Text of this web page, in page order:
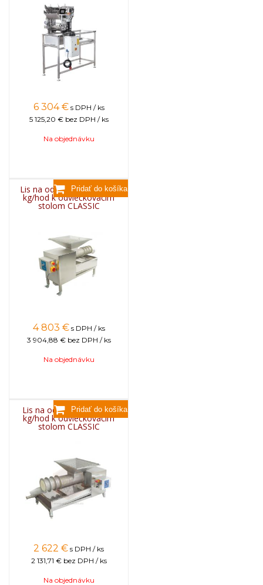
6 304 € s DPH / ks
5 125,20 € bez DPH / ks
Na objednávku
Lis na odviečkovance 100
kg/hod k odviečkovacím
stolom CLASSIC
4 803 € s DPH / ks
3 904,88 € bez DPH / ks
Na objednávku
Lis na odviečkovance 50
kg/hod k odviečkovacím
stolom CLASSIC
2 622 € s DPH / ks
2 131,71 € bez DPH / ks
Na objednávku